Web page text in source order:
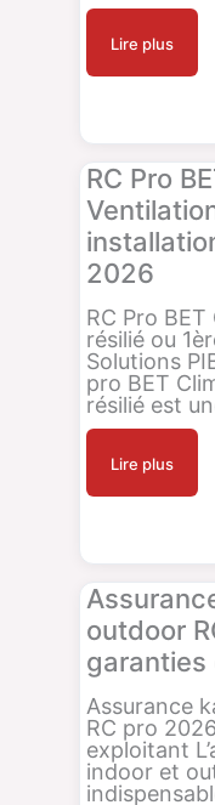
Lire plus
RC Pro
2026
RC Pro
résilié ou
Solutions
pro BET
résilié est
Lire plus
outdoor
Assurance
RC pro
exploitant
indoor et